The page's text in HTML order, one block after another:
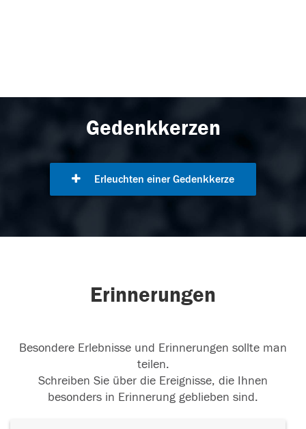
Gedenkkerzen
Erleuchten einer Gedenkkerze
Erinnerungen
Besondere Erlebnisse und Erinnerungen sollte man
teilen.
Schreiben Sie über die Ereignisse, die Ihnen
besonders in Erinnerung geblieben sind.